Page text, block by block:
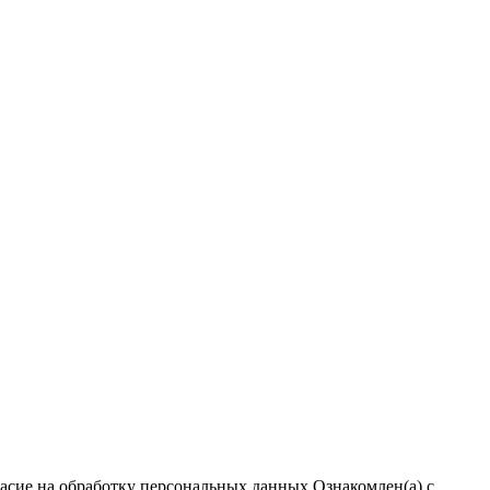
на обработку персональных данных Ознакомлен(а) с